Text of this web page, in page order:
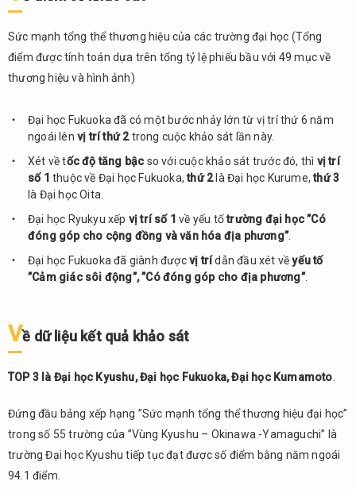
Sức mạnh tổng thể thương hiệu của các trường đại học (Tổng
điểm được tính toán dựa trên tổng tỷ lệ phiếu bầu với 49 mục về
thương hiệu và hình ảnh)
Đại học Fukuoka đã có một bước nhảy lớn từ vị trí thứ 6 năm
ngoái lênvị trí thứ 2trong cuộc khảo sát lần này.
Xét về tốc độ tăng bậc so với cuộc khảo sát trước đó, thì vị trí
số 1 thuộc về Đại học Fukuoka,thứ 2 là Đại học Kurume,thứ 3
là Đại học Oita.
Đại học Ryukyu xếp vị trí số 1 về yếu tốtrường đại học ”Có
đóng góp cho cộng đồng và văn hóa địa phương”.
Đại học Fukuoka đã giành đượcvị trídẫn đầu xét vềyếu tố
”Cảm giác sôi động”, ”Có đóng góp cho địa phương”.
Về dữ liệu kết quả khảo sát
TOP 3 là Đại học Kyushu, Đại học Fukuoka, Đại học Kumamoto
Đứng đầu bảng xếp hạng ”Sức mạnh tổng thể thương hiệu đại học”
trong số 55 trường của ”Vùng Kyushu – Okinawa -Yamaguchi” là
trường Đại học Kyushu tiếp tục đạt được số điểm bằng năm ngoái
94.1 điểm.